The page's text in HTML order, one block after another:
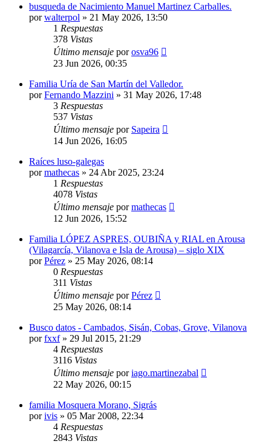
busqueda de Nacimiento Manuel Martinez Carballes.
porwalterpol » 21 May 2026, 13:50
1 Respuestas
378 Vistas
Último mensaje porosva96
23 Jun 2026, 00:35
Familia Uría de San Martín del Valledor.
porFernando Mazzini » 31 May 2026, 17:48
3 Respuestas
537 Vistas
Último mensaje por Sapeira
14 Jun 2026, 16:05
Raíces luso-galegas
pormathecas » 24 Abr 2025, 23:24
1 Respuestas
4078 Vistas
Último mensaje pormathecas
12 Jun 2026, 15:52
Familia LÓPEZ ASPRES, OUBIÑA y RIAL en Arousa
(Vilagarcía, Vilanova e Isla de Arousa) – siglo XIX
porPérez » 25 May 2026, 08:14
0 Respuestas
311 Vistas
Último mensaje porPérez
25 May 2026, 08:14
Busco datos - Cambados, Sisán, Cobas, Grove, Vilanova
porfxxf» 29 Jul 2015, 21:29
4 Respuestas
3116 Vistas
Último mensaje poriago.martinezabal
22 May 2026, 00:15
familia Mosquera Morano, Sigrás
porivis » 05 Mar 2008, 22:34
4 Respuestas
2843 Vistas